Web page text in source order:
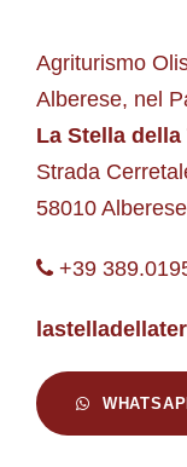
Agriturismo
Alberese, nel
La Stella della
Strada
58010
+39